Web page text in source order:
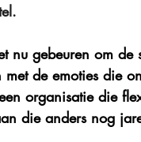
nu gebeuren om de
de emoties die
organisatie die
die anders nog